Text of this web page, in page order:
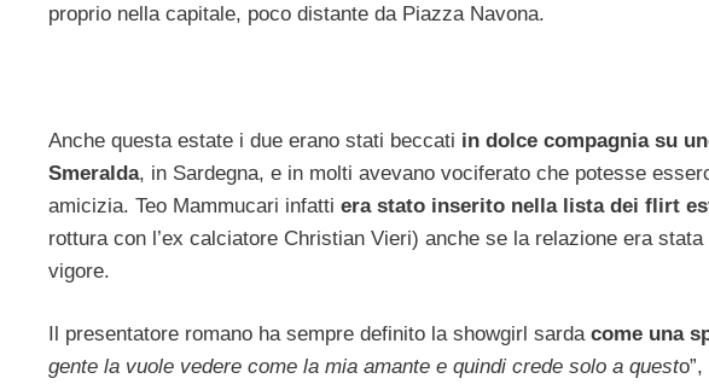
proprio nella capitale, poco distante da Piazza Navona.
Anche questa estate i due erano stati beccati in dolce compagnia su
Smeralda, in Sardegna, e in molti avevano vociferato che potesse
amicizia. Teo Mammucari infatti era stato inserito nella lista dei flirt
rottura con l’ex calciatore Christian Vieri) anche se la relazione era
vigore.
Il presentatore romano ha sempre definito la showgirl sarda come una
gente la vuole vedere come la mia amante e quindi crede solo a quest